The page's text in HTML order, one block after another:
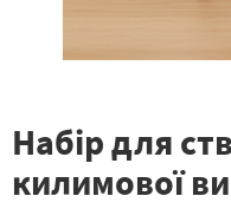
Набір для
килимової